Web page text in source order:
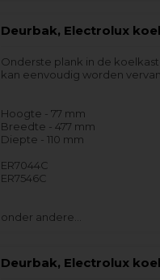
Deurbak, Electrolux
Onderste plank in de
kan eenvoudig worden
Hoogte - 77 mm
Breedte - 477 mm
Diepte - 110 mm
ER7044C
ER7546C
onder andere…
Deurbak, Electrolux